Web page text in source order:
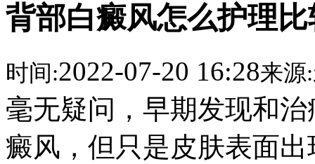
背部白癜风怎么护理
时间:2022-07-20 16:28来源:
毫无疑问，早期发现和
癜风，但只是皮肤表面